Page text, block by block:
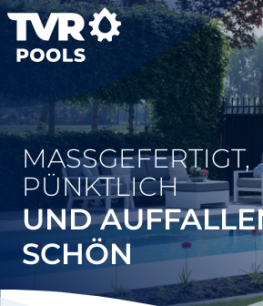
MASSGEFERTIGT, P
ÜNKTLICH
UND
SCHÖN